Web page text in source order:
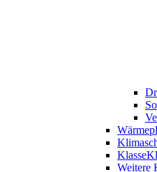
Weitere